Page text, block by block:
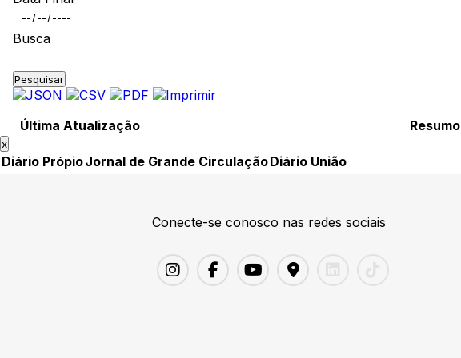
Busca
Pesquisar
Última Atualização Resumo
x
Diário PrópioJornal de Grande CirculaçãoDiário União
Conecte-se conosco nas redes sociais